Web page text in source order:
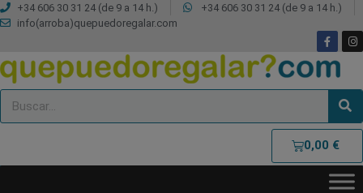
+34 606 30 31 24 (de 9 a 14 h.)
+34 606 30 31 24 (de 9 a 14 h.)
info(arroba)quepuedoregalar.com
0,00 €